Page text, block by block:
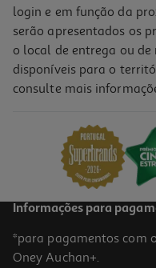
login e em função da
serão apresentados os
o local de entrega ou de
disponíveis para o
consulte mais
Informações para
*para pagamentos com
Oney Auchan+.